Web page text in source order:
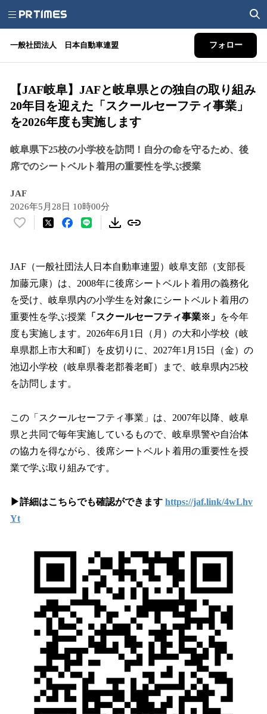
一般社団法人 日本自動車連盟 フォロー
【JAF岐阜】JAFと岐阜県との独自の取り組み
20年目を迎えた「スクールセーフティ事業」
を2026年度も実施します
岐阜県下25校の小学校を訪問！自分の命を守るため、後
席でのシートベルト着用の重要性を学ぶ授業
JAF
2026年5月28日 10時00分
い
！
数
を
読
み
込
み
中
で
す
JAF（一般社団法人日本自動車連盟）岐阜支部（支部長
加藤元康）は、2008年に後席シートベルト着用の義務化
を受け、岐阜県内の小学生を対象にシートベルト着用の
重要性を学ぶ授業 「スクールセーフティ事業※」 を今年
度も実施します。2026年6月1日（月）の大和小学校（岐
阜県郡上市大和町）を皮切りに、2027年1月15日（金）の
池辺小学校（岐阜県養老郡養老町）まで、岐阜県内25校
を訪問します。
この「スクールセーフティ事業」は、2007年以降、岐阜
県と共同で毎年実施しているもので、岐阜県警や自治体
の協力を得ながら、後席シートベルト着用の重要性を授
業で学ぶ取り組みです。
▶詳細はこちらでも確認ができます https://jaf.link/4wLhv
Yt